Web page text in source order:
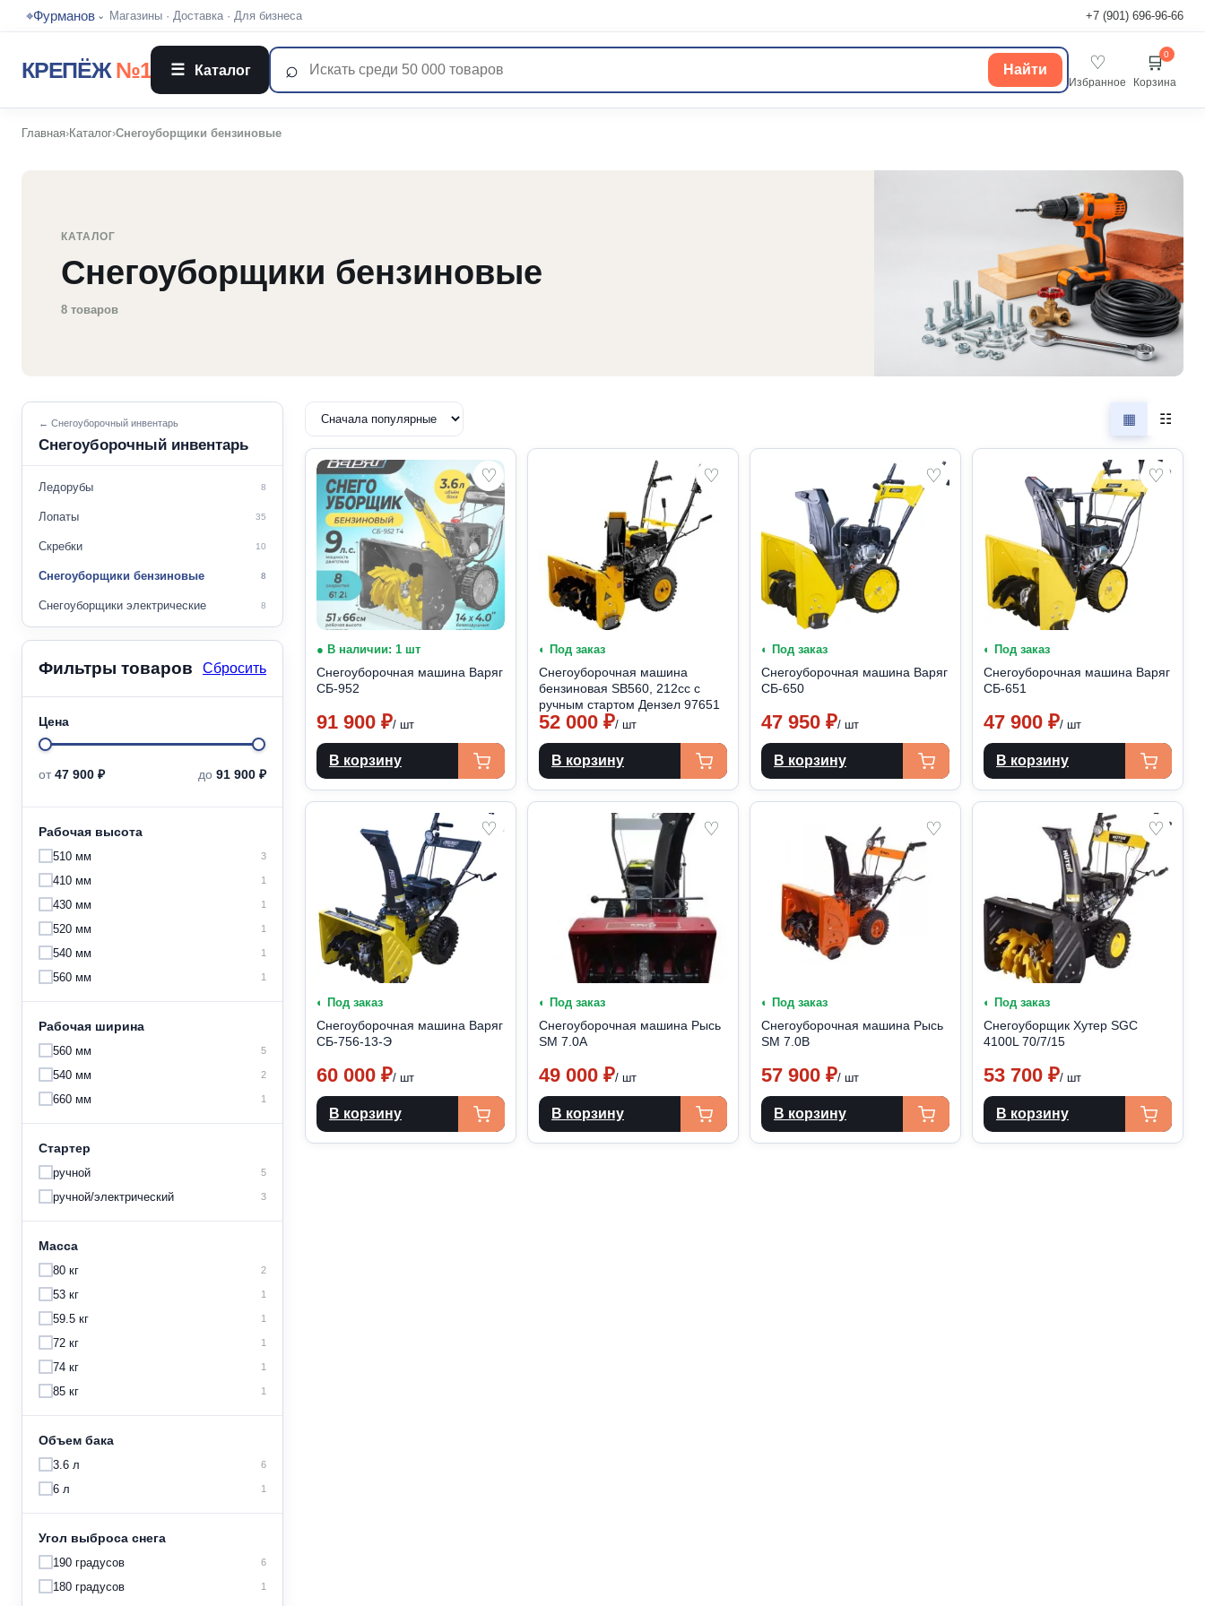
⌖Фурманов ⌄ Магазины · Доставка· Для бизнеса +7 (901) 696-96-66
КРЕПЁЖ №1 ☰ Каталог ⌕ Найти ♡
Избранное
🛒0
Корзина
Главная›Каталог›Снегоуборщики бензиновые
КАТАЛОГ
Снегоуборщики бензиновые
8 товаров
← Снегоуборочный инвентарь
Снегоуборочный инвентарь
Ледорубы 8
Лопаты 35
Скребки 10
Снегоуборщики бензиновые 8
Снегоуборщики электрические 8
Фильтры товаров Сбросить
Цена
Минимальная
Максимальная
от 47 900 ₽ до 91 900 ₽
Рабочая высота
510 мм 3
410 мм 1
430 мм 1
520 мм 1
540 мм 1
560 мм 1
Рабочая ширина
560 мм 5
540 мм 2
660 мм 1
Стартер
ручной 5
ручной/электрический 3
Масса
80 кг 2
53 кг 1
59.5 кг 1
72 кг 1
74 кг 1
85 кг 1
Объем бака
3.6 л 6
6 л 1
Угол выброса снега
190 градусов 6
180 градусов 1
▦ ☷
♡
● В наличии: 1 шт
Снегоуборочная машина Варяг
СБ-952
91 900 ₽/ шт
В корзину
♡
◐ Под заказ
Снегоуборочная машина
бензиновая SB560, 212сс с
ручным стартом Дензел 97651
52 000 ₽/ шт
В корзину
♡
◐ Под заказ
Снегоуборочная машина Варяг
СБ-650
47 950 ₽/ шт
В корзину
♡
◐ Под заказ
Снегоуборочная машина Варяг
СБ-651
47 900 ₽/ шт
В корзину
♡
◐ Под заказ
Снегоуборочная машина Варяг
СБ-756-13-Э
60 000 ₽/ шт
В корзину
♡
◐ Под заказ
Снегоуборочная машина Рысь
SM 7.0A
49 000 ₽/ шт
В корзину
♡
◐ Под заказ
Снегоуборочная машина Рысь
SM 7.0B
57 900 ₽/ шт
В корзину
♡
◐ Под заказ
Снегоуборщик Хутер SGC
4100L 70/7/15
53 700 ₽/ шт
В корзину